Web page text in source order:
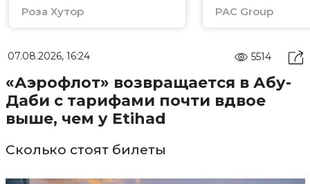
Роза Хутор PAC Group
07.08.2026, 16:24 5514
«Аэрофлот» возвращается в Абу-
Даби с тарифами почти вдвое
выше, чем у Etihad
Сколько стоят билеты